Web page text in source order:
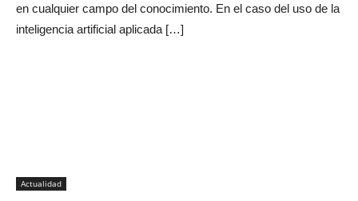
en cualquier campo del conocimiento. En el caso del uso de la
inteligencia artificial aplicada […]
Actualidad